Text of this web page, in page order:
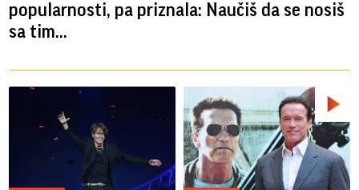
popularnosti, pa priznala: Naučiš da se nosiš
sa tim...